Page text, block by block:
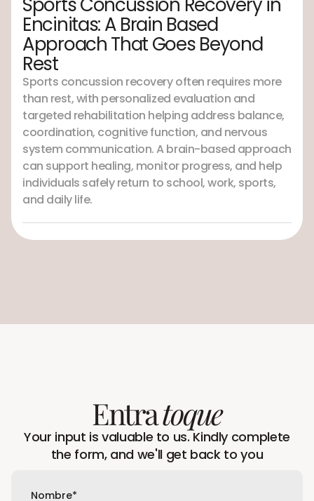
Encinitas: A Brain Based
Approach That Goes Beyond
Rest
Sports concussion recovery often requires more
than rest, with personalized evaluation and
targeted rehabilitation helping address balance,
coordination, cognitive function, and nervous
system communication. A brain-based approach
can support healing, monitor progress, and help
individuals safely return to school, work, sports,
and daily life.
Entratoque
Your input is valuable to us. Kindly complete
the form, and we'll get back to you